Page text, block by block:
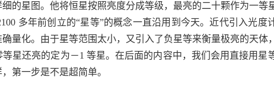
的星图。他将恒星按照亮度分成等级，最亮的二十颗作为一等
多年前创立的“星等”的概念一直沿用到今天。近代引入光度
量化。由于星等范围太小，又引入了负星等来衡量极亮的天体
星还亮的定为－1 等星。在后面的内容中，我们会用直接用星
第一步是不是超简单。